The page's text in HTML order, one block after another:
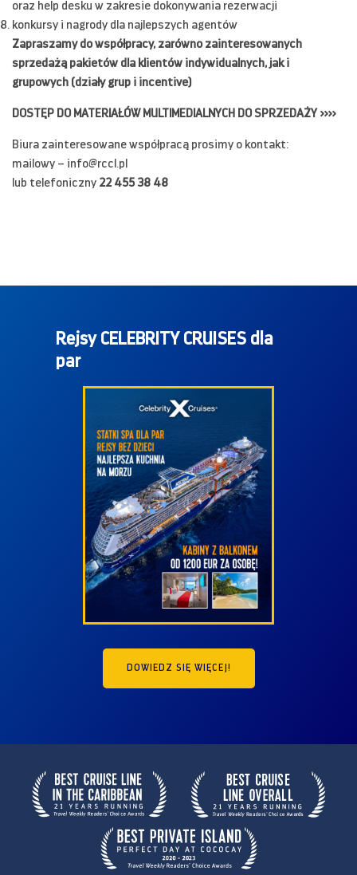
oraz help desku w zakresie dokonywania rezerwacji
konkursy i nagrody dla najlepszych agentów
Zapraszamy do współpracy, zarówno zainteresowanych
sprzedażą pakietów dla klientów indywidualnych, jak i
grupowych (działy grup i incentive)
DOSTĘP DO MATERIAŁÓW MULTIMEDIALNYCH DO SPRZEDAŻY >>>>
Biura zainteresowane współpracą prosimy o kontakt:
mailowy – info@rccl.pl
lub telefoniczny 22 455 38 48
Rejsy CELEBRITY CRUISES dla
par
DOWIEDZ SIĘ WIĘCEJ!